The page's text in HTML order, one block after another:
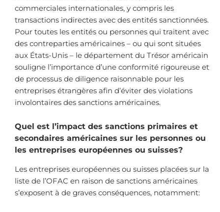
commerciales internationales, y compris les
transactions indirectes avec des entités sanctionnées.
Pour toutes les entités ou personnes qui traitent avec
des contreparties américaines – ou qui sont situées
aux États-Unis – le département du Trésor américain
souligne l’importance d’une conformité rigoureuse et
de processus de diligence raisonnable pour les
entreprises étrangères afin d’éviter des violations
involontaires des sanctions américaines.
Quel est l’impact des sanctions primaires et
secondaires américaines sur les personnes ou
les entreprises européennes ou suisses?
Les entreprises européennes ou suisses placées sur la
liste de l’OFAC en raison de sanctions américaines
s’exposent à de graves conséquences, notamment: